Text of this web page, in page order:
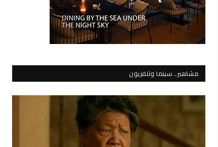
مشاهير.. سينما وتلفزيون